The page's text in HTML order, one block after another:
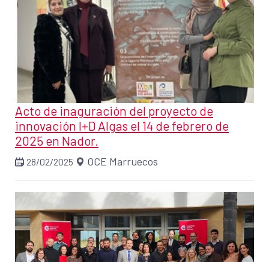
Acto de inaguración del proyecto de
innovación I+D Algas el 14 de febrero de
2025 en Nador.
28/02/2025 OCE Marruecos